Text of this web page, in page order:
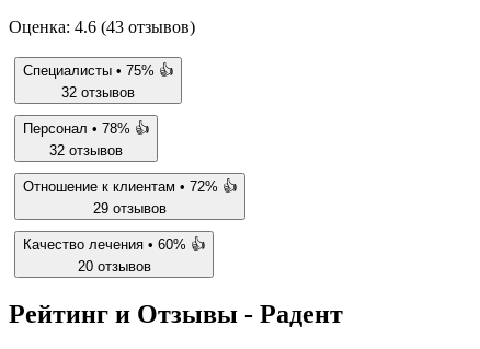
Оценка: 4.6 (43 отзывов)
Специалисты • 75% 👍
32 отзывов
Персонал • 78% 👍
32 отзывов
Отношение к клиентам • 72% 👍
29 отзывов
Качество лечения • 60% 👍
20 отзывов
Рейтинг и Отзывы - Радент